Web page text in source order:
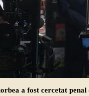
a fost cercetat penal